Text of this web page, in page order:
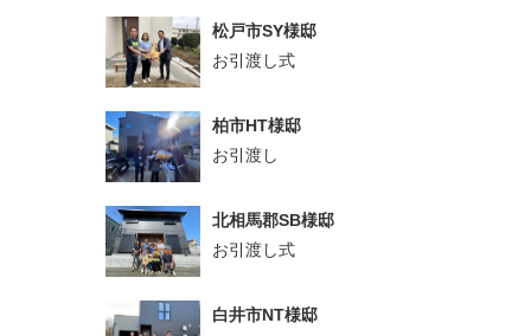
松戸市SY様邸
お引渡し式
柏市HT様邸
お引渡し
北相馬郡SB様邸
お引渡し式
白井市NT様邸